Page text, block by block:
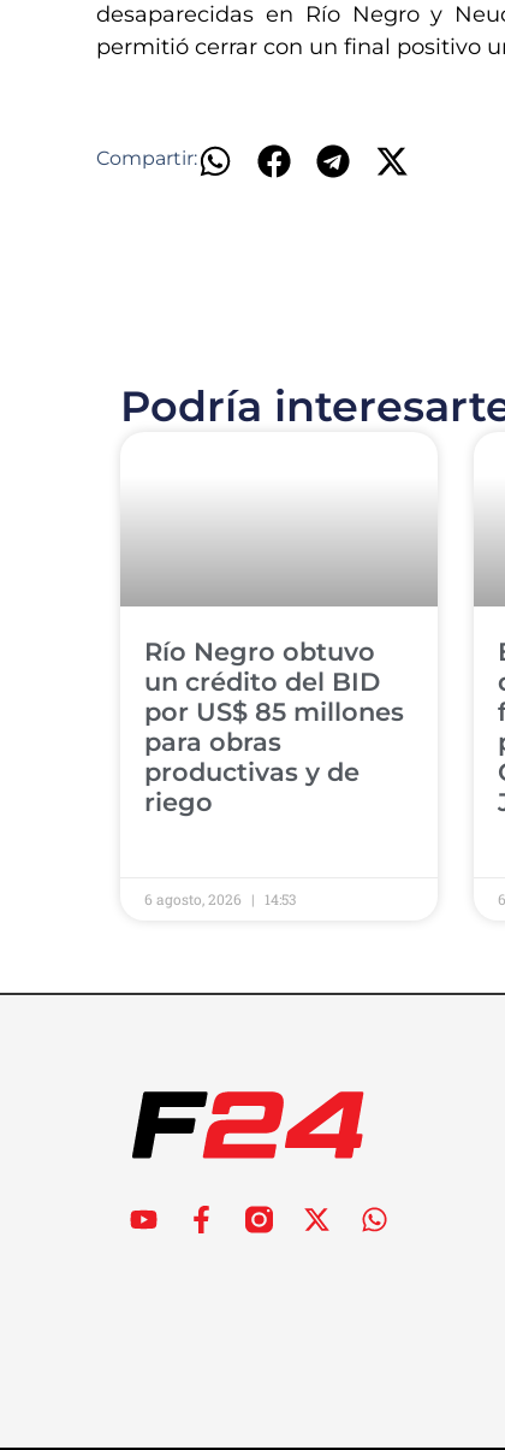
desaparecidas en Río Negro y
permitió cerrar con un final positivo
Compartir:
Podría
​Río Negro obtuvo
un crédito del BID
por US$ 85 millones
para obras
productivas y de
riego
6 agosto, 2026 14:53